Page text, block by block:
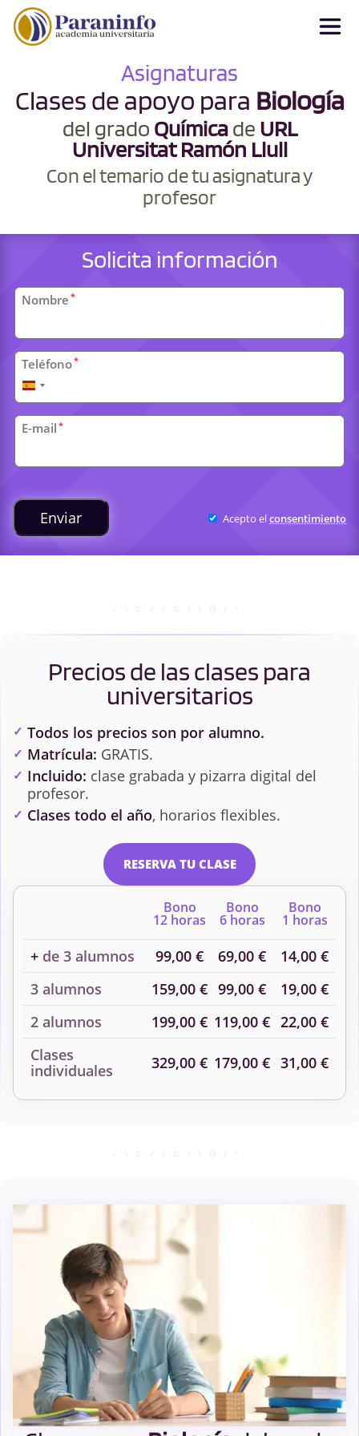
Asignaturas
Clases de apoyo para Biología
del grado Químicade URL
Universitat Ramón Llull
Con el temario de tu asignatura y
profesor
Solicita información
Datos
personales
Nombre *
Teléfono*
España
+34
E-mail *
universitarias
Enviar Acepto elconsentimiento
Precios de las clases para
universitarios
Todos los precios son por alumno.
Matrícula: GRATIS.
Incluido: clase grabada y pizarra digital del
profesor.
Clases todo el año, horarios flexibles.
RESERVA TU CLASE
Bono
12 horas
Bono
6 horas
Bono
1 horas
+ de 3 alumnos 99,00 € 69,00 €
14,00 €
3 alumnos
159,00 € 99,00 €
19,00 €
2 alumnos
199,00 € 119,00 € 22,00 €
Clases
individuales
329,00 € 179,00 € 31,00 €